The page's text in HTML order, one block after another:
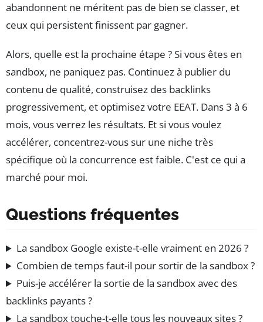
abandonnent ne méritent pas de bien se classer, et
ceux qui persistent finissent par gagner.
Alors, quelle est la prochaine étape ? Si vous êtes en
sandbox, ne paniquez pas. Continuez à publier du
contenu de qualité, construisez des backlinks
progressivement, et optimisez votre EEAT. Dans 3 à 6
mois, vous verrez les résultats. Et si vous voulez
accélérer, concentrez-vous sur une niche très
spécifique où la concurrence est faible. C'est ce qui a
marché pour moi.
Questions fréquentes
La sandbox Google existe-t-elle vraiment en 2026 ?
Combien de temps faut-il pour sortir de la sandbox ?
Puis-je accélérer la sortie de la sandbox avec des
backlinks payants ?
La sandbox touche-t-elle tous les nouveaux sites ?